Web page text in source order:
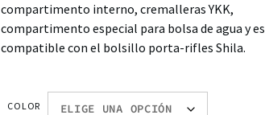
compartimento interno, cremalleras YKK,
compartimento especial para bolsa de agua y es
compatible con el bolsillo porta-rifles Shila.
COLOR